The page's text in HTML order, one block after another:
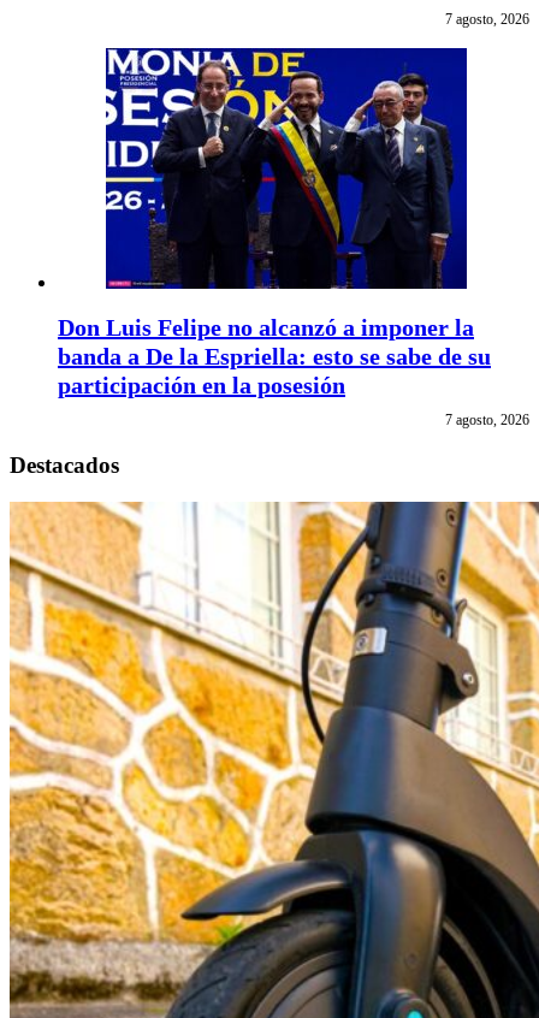
7 agosto, 2026
Don Luis Felipe no alcanzó a imponer la
banda a De la Espriella: esto se sabe de su
participación en la posesión
7 agosto, 2026
Destacados